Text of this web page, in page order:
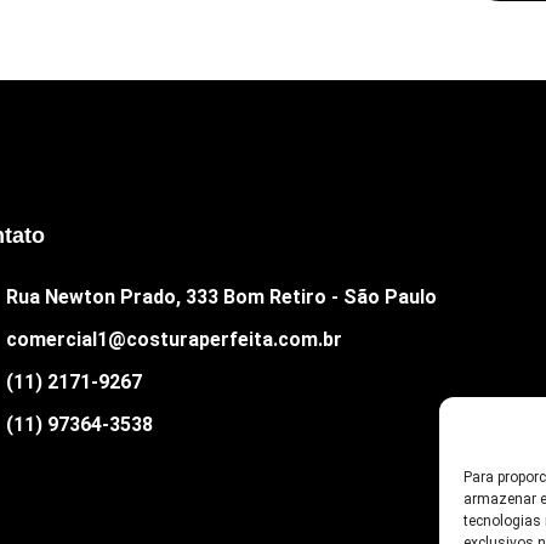
Para
armazenar
tecnologias
Rua Newton Prado, 333 Bom Retiro - São Paulo
comercial1@costuraperfeita.com.br
(11) 2171-9267
(11) 97364-3538